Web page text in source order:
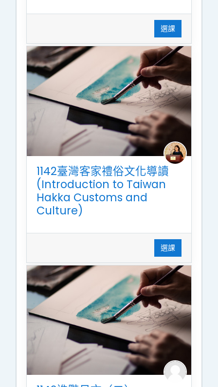
選課
1142臺灣客家禮俗文化導讀
(Introduction to Taiwan
Hakka Customs and
Culture)
選課